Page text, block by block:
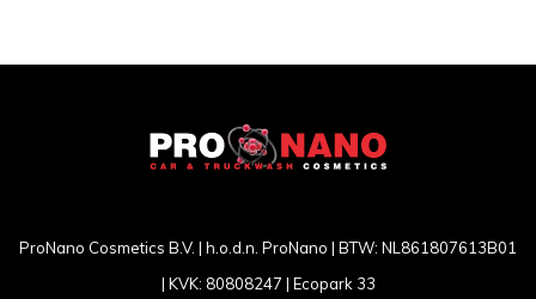
ProNano Cosmetics B.V. | h.o.d.n. ProNano | BTW: NL861807613B01
| KVK: 80808247 | Ecopark 33